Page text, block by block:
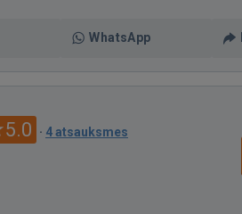
WhatsApp
5.0 · 4 atsauksmes